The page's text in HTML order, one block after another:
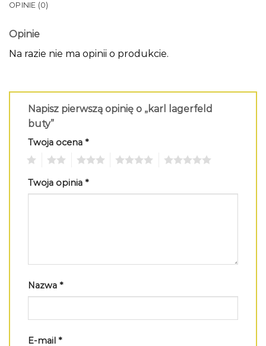
OPINIE (0)
Opinie
Na razie nie ma opinii o produkcie.
Napisz pierwszą opinię o „karl lagerfeld
buty”
Twoja ocena *
Twoja opinia *
Nazwa *
E-mail *